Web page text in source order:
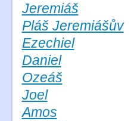
Jeremiáš
Pláš Jeremiášův
Ezechiel
Daniel
Ozeáš
Joel
Amos